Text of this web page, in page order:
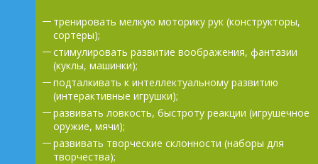
тренировать мелкую моторику рук (конструкторы,
сортеры);
стимулировать развитие воображения, фантазии
(куклы, машинки);
подталкивать к интеллектуальному развитию
(интерактивные игрушки);
развивать ловкость, быстроту реакции (игрушечное
оружие, мячи);
развивать творческие склонности (наборы для
творчества);